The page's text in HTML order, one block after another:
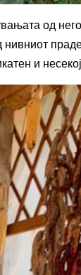
од
нивниот
и